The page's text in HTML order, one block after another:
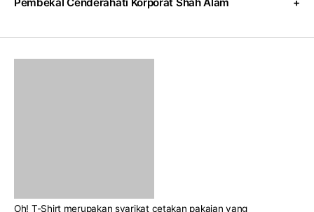
futsal, badminton, marathon dan pelbagai jenis apparel sukan
barangan custom logo. Setiap produk boleh disesuaikan
eksklusif serta profesional.
screen printing, heat press printing, DTG printing dan banyak lagi.
WhatsApp Kami